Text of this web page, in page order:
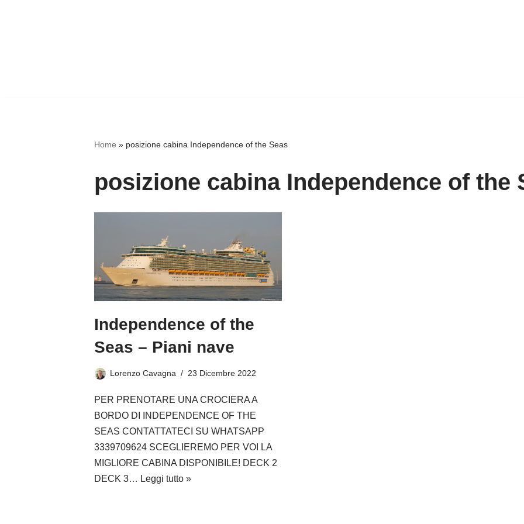
Home » posizione cabina Independence of the Seas
posizione cabina Independence of the
Independence of the
Seas – Piani nave
Lorenzo Cavagna 23 Dicembre 2022
PER PRENOTARE UNA CROCIERA A
BORDO DI INDEPENDENCE OF THE
SEAS CONTATTATECI SU WHATSAPP
3339709624 SCEGLIEREMO PER VOI LA
MIGLIORE CABINA DISPONIBILE! DECK 2
DECK 3… Leggi tutto »